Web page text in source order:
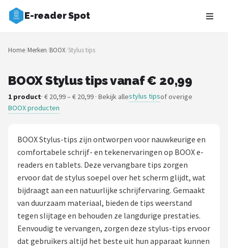
E-reader Spot
Zoeken
NAVIGATIE
Merken
Auteurs
Shop
POPULAIRE MERKEN
Hoesje
Home/Merken/BOOX/Stylus tips
BOOX Stylus tips vanaf € 20,99
1 product· € 20,99 – € 20,99 · Bekijk allestylus tipsof overige
BOOX producten
BOOX Stylus-tips zijn ontworpen voor nauwkeurige en
comfortabele schrijf- en tekenervaringen op BOOX e-
readers en tablets. Deze vervangbare tips zorgen
ervoor dat de stylus soepel over het scherm glijdt, wat
bijdraagt aan een natuurlijke schrijfervaring. Gemaakt
van duurzaam materiaal, bieden de tips weerstand
tegen slijtage en behouden ze langdurige prestaties.
Eenvoudig te vervangen, zorgen deze stylus-tips ervoor
dat gebruikers altijd het beste uit hun apparaat kunnen